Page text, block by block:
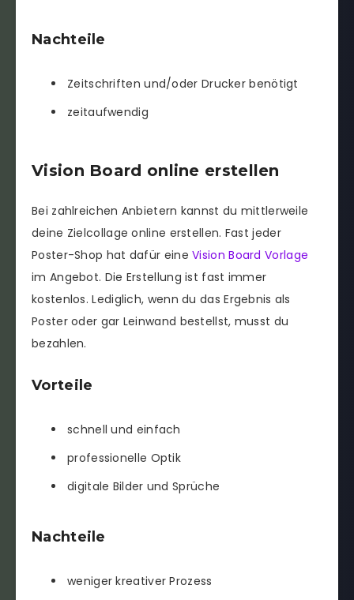
Nachteile
Zeitschriften und/oder Drucker benötigt
zeitaufwendig
Vision Board online erstellen
Bei zahlreichen Anbietern kannst du mittlerweile
deine Zielcollage online erstellen. Fast jeder
Poster-Shop hat dafür eineVision Board Vorlage
im Angebot. Die Erstellung ist fast immer
kostenlos. Lediglich, wenn du das Ergebnis als
Poster oder gar Leinwand bestellst, musst du
bezahlen.
Vorteile
schnell und einfach
professionelle Optik
digitale Bilder und Sprüche
Nachteile
weniger kreativer Prozess